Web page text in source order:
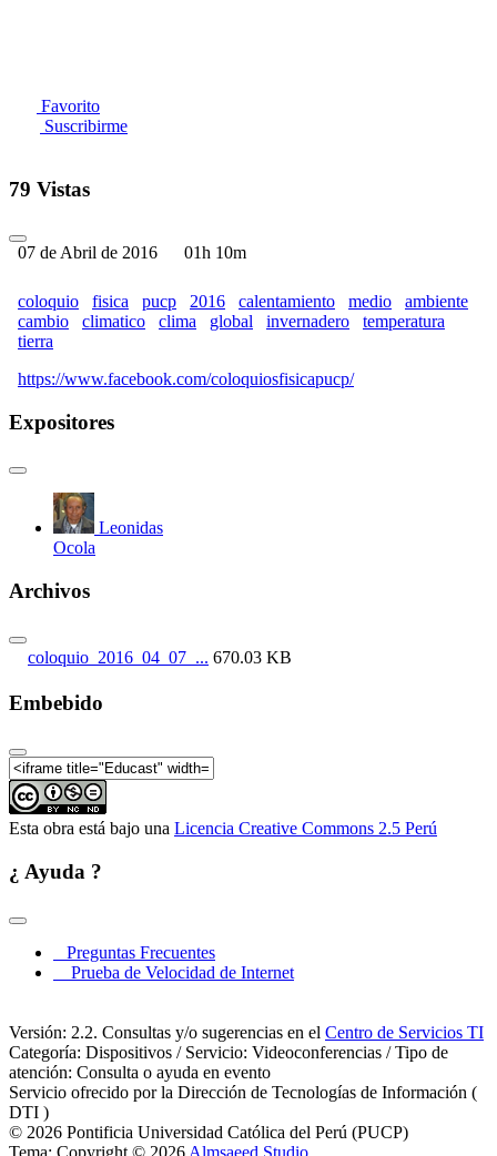
Favorito
Suscribirme
79 Vistas
07 de Abril de 2016 01h 10m
coloquio fisica pucp 2016 calentamiento medio
ambiente
cambio
climatico clima global invernadero
temperatura
tierra
https://www.facebook.com/coloquiosfisicapucp/
Expositores
Leonidas
Ocola
Archivos
coloquio_2016_04_07_... 670.03 KB
Embebido
Esta obra está bajo una Licencia Creative Commons 2.5 Perú
¿ Ayuda ?
Preguntas Frecuentes
Prueba de Velocidad de Internet
Versión: 2.2. Consultas y/o sugerencias en el Centro de Servicios TI
Categoría: Dispositivos / Servicio: Videoconferencias / Tipo de
atención: Consulta o ayuda en evento
Servicio ofrecido por la Dirección de Tecnologías de Información (
DTI )
© 2026 Pontificia Universidad Católica del Perú (PUCP)
Tema: Copyright © 2026 Almsaeed Studio